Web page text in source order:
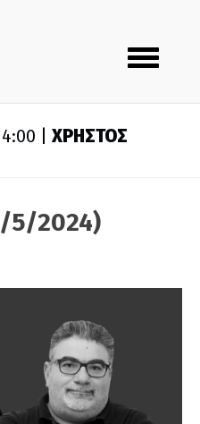
Toggle
navigation
| ΧΡΗΣΤΟΣ
5/2024)